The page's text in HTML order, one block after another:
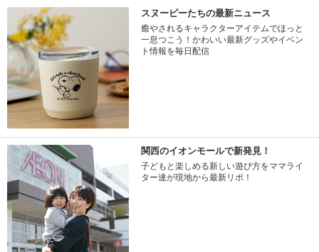
スヌーピーたちの最新ニュース
癒やされるキャラクターアイテムでほっと
一息つこう！かわいい最新グッズやイベン
ト情報を毎日配信
関西のイオンモールで新発見！
子どもと楽しめる新しい遊び方をママライ
ター達が現地から最新リポ！